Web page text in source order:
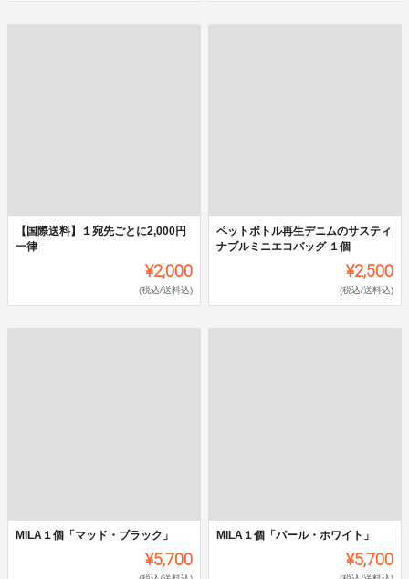
【国際送料】１宛先ごとに2,000円
一律
¥2,000
(税込/送料込)
ペットボトル再生デニムのサスティ
ナブルミニエコバッグ １個
¥2,500
(税込/送料込)
MILA１個「マッド・ブラック」
¥5,700
MILA１個「パール・ホワイト」
¥5,700